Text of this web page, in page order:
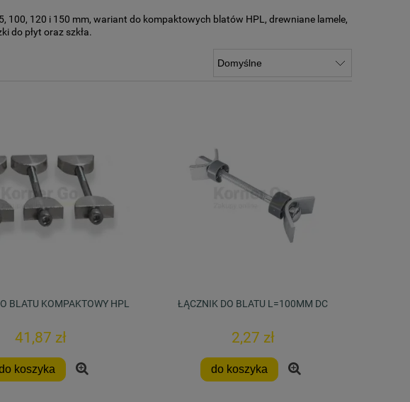
100, 120 i 150 mm, wariant do kompaktowych blatów HPL, drewniane lamele,
do płyt oraz szkła.
BLATU KOMPAKTOWY HPL
41,87 zł
koszyka
ŁĄCZNIK DO BLATU L=100MM DC
2,27 zł
do koszyka